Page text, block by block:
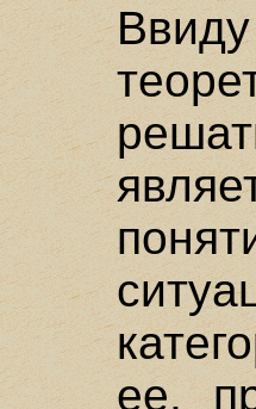
ее,